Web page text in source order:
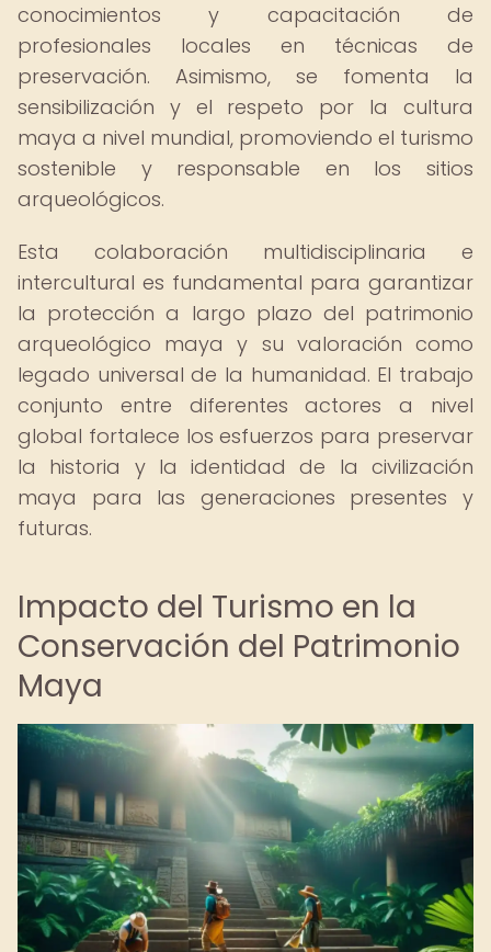
conocimientos y capacitación de
profesionales locales en técnicas de
preservación. Asimismo, se fomenta la
sensibilización y el respeto por la cultura
maya a nivel mundial, promoviendo el turismo
sostenible y responsable en los sitios
arqueológicos.
Esta colaboración multidisciplinaria e
intercultural es fundamental para garantizar
la protección a largo plazo del patrimonio
arqueológico maya y su valoración como
legado universal de la humanidad. El trabajo
conjunto entre diferentes actores a nivel
global fortalece los esfuerzos para preservar
la historia y la identidad de la civilización
maya para las generaciones presentes y
futuras.
Impacto del Turismo en la
Conservación del Patrimonio
Maya